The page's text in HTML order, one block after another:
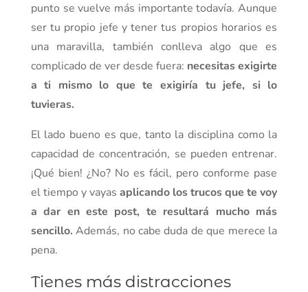
punto se vuelve más importante todavía. Aunque
ser tu propio jefe y tener tus propios horarios es
una maravilla, también conlleva algo que es
complicado de ver desde fuera: necesitas exigirte
a ti mismo lo que te exigiría tu jefe, si lo
tuvieras.
El lado bueno es que, tanto la disciplina como la
capacidad de concentración, se pueden entrenar.
¡Qué bien! ¿No? No es fácil, pero conforme pase
el tiempo y vayas aplicando los trucos que te voy
a dar en este post, te resultará mucho más
sencillo. Además, no cabe duda de que merece la
pena.
Tienes más distracciones